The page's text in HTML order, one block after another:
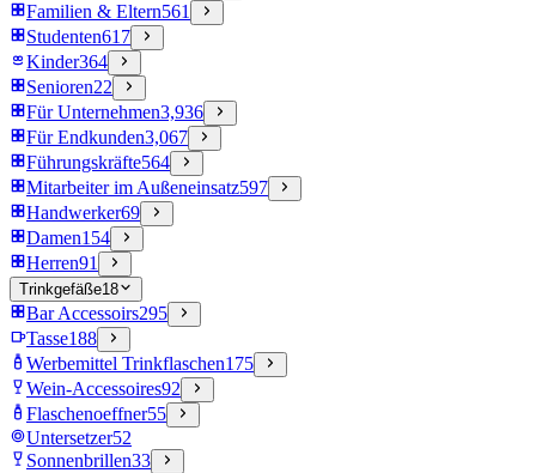
Familien & Eltern561
Studenten617
Kinder364
Senioren22
Für Unternehmen3,936
Für Endkunden3,067
Führungskräfte564
Mitarbeiter im Außeneinsatz597
Handwerker69
Damen154
Herren91
Trinkgefäße18
Bar Accessoirs295
Tasse188
Werbemittel Trinkflaschen175
Wein-Accessoires92
Flaschenoeffner55
Untersetzer52
Sonnenbrillen33